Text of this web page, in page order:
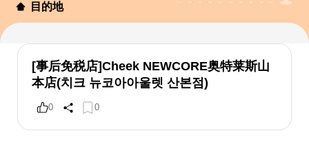
目的地
[事后免税店]Cheek NEWCORE奥特莱斯山
本店(치크 뉴코아아울렛 산본점)
0 0